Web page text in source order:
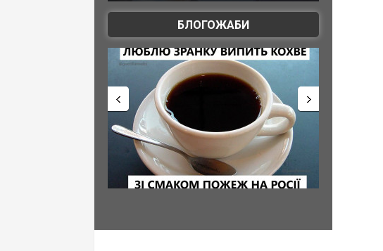
БЛОГОЖАБИ